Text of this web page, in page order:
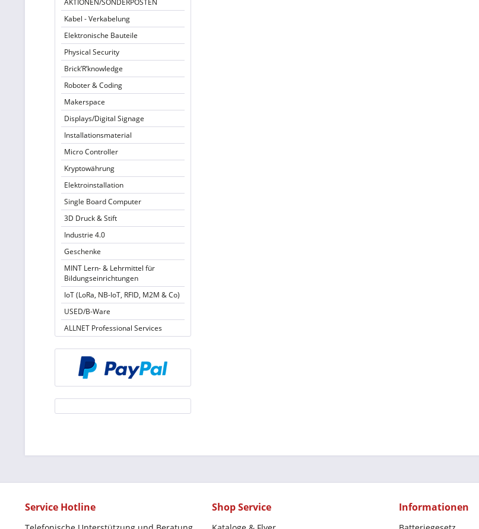
AKTIONEN/SONDERPOSTEN
Kabel - Verkabelung
Elektronische Bauteile
Physical Security
Brick’R’knowledge
Roboter & Coding
Makerspace
Displays/Digital Signage
Installationsmaterial
Micro Controller
Kryptowährung
Elektroinstallation
Single Board Computer
3D Druck & Stift
Industrie 4.0
Geschenke
MINT Lern- & Lehrmittel für
Bildungseinrichtungen
IoT (LoRa, NB-IoT, RFID, M2M & Co)
USED/B-Ware
ALLNET Professional Services
Service Hotline Shop Service Informationen